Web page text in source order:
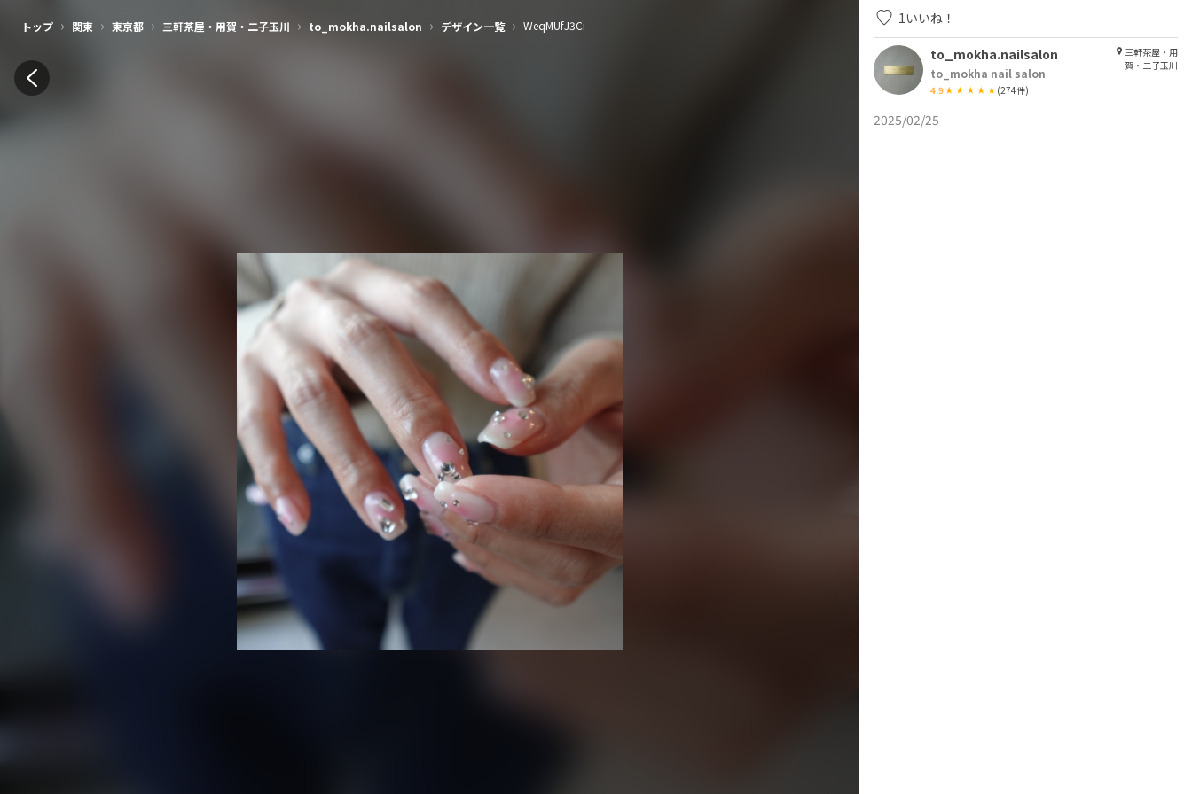
トップ › 関東 › 東京都 › 三軒茶屋・用賀・二子玉川 › to_mokha.nailsalon › デザイン一覧 › WeqMUfJ3Ci 1いいね！
to_mokha.nailsalon
to_mokha nail salon
4.9 (274件)
三軒茶屋・用
賀・二子玉川
2025/02/25